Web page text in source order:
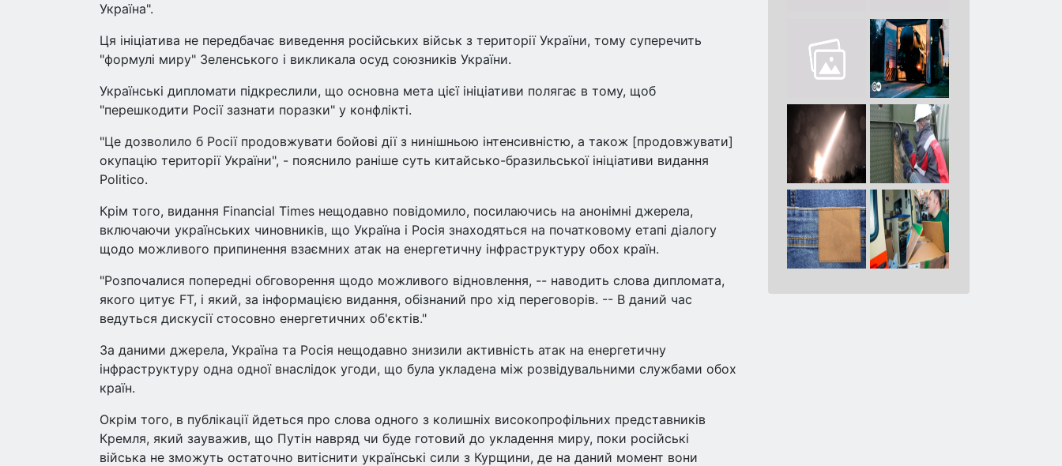
Україна".
Ця ініціатива не передбачає виведення російських військ з території України, тому суперечить
"формулі миру" Зеленського і викликала осуд союзників України.
Українські дипломати підкреслили, що основна мета цієї ініціативи полягає в тому, щоб
"перешкодити Росії зазнати поразки" у конфлікті.
"Це дозволило б Росії продовжувати бойові дії з нинішньою інтенсивністю, а також [продовжувати]
окупацію території України", - пояснило раніше суть китайсько-бразильської ініціативи видання
Politico.
Крім того, видання Financial Times нещодавно повідомило, посилаючись на анонімні джерела,
включаючи українських чиновників, що Україна і Росія знаходяться на початковому етапі діалогу
щодо можливого припинення взаємних атак на енергетичну інфраструктуру обох країн.
"Розпочалися попередні обговорення щодо можливого відновлення, -- наводить слова дипломата,
якого цитує FT, і який, за інформацією видання, обізнаний про хід переговорів. -- В даний час
ведуться дискусії стосовно енергетичних об'єктів."
За даними джерела, Україна та Росія нещодавно знизили активність атак на енергетичну
інфраструктуру одна одної внаслідок угоди, що була укладена між розвідувальними службами обох
країн.
Окрім того, в публікації йдеться про слова одного з колишніх високопрофільних представників
Кремля, який зауважив, що Путін навряд чи буде готовий до укладення миру, поки російські
війська не зможуть остаточно витіснити українські сили з Курщини, де на даний момент вони